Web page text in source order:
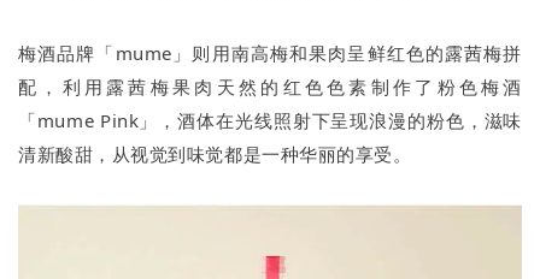
梅酒品牌「mume」则用南高梅和果肉呈鲜红色的露茜梅拼
配，利用露茜梅果肉天然的红色色素制作了粉色梅酒
「mume Pink」，酒体在光线照射下呈现浪漫的粉色，滋味
清新酸甜，从视觉到味觉都是一种华丽的享受。